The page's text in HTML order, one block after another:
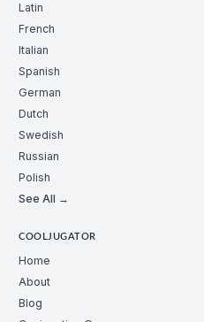
Latin
French
Italian
Spanish
German
Dutch
Swedish
Russian
Polish
See All →
COOLJUGATOR
Home
About
Blog